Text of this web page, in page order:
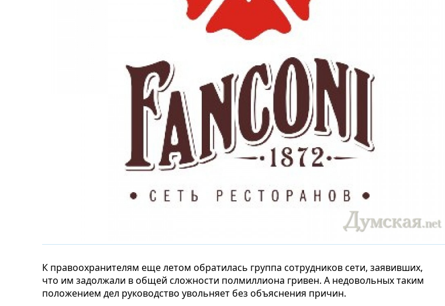
К правоохранителям еще летом обратилась группа сотрудников сети, заявивших,
что им задолжали в общей сложности полмиллиона гривен. А недовольных таким
положением дел руководство увольняет без объяснения причин.